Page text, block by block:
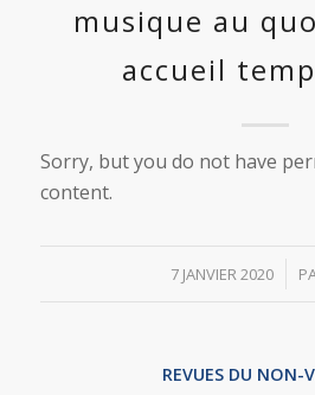
musique au
accueil
Sorry, but you do not have
content.
7 JANVIER 2020
/
REVUES DU NON-